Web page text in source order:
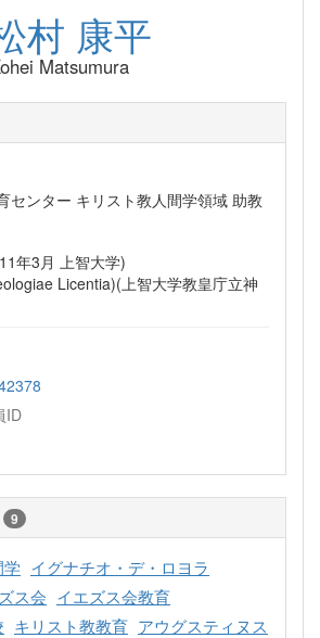
村 康平
Matsumura
センター キリスト教人間学領域 助教
年3月 上智大学)
Licentia)(上智大学教皇庁立神
ID
9
学 イグナチオ・デ・ロヨラ
ス会 イエズス会教育
キリスト教教育 アウグスティヌス